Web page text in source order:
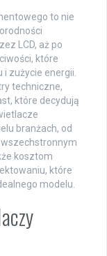
to nie
LCD, aż po
które
zużycie energii.
techniczne,
które decydują
branżach, od
kosztom
które
modelu.